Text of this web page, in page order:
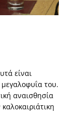
είναι
του.
αναισθησία